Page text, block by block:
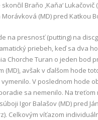
Braňo ‚Kaňa‘ Lukačovič
(MD) pred Katkou
na presnosť (putting) na
priebeh, keď sa dva
Chorche Turan o jeden bod
(MD), avšak v ďalšom hode
V poslednom hode
sa nemenilo. Na treťom
Igor Balašov (MD) pred
Celkovým víťazom